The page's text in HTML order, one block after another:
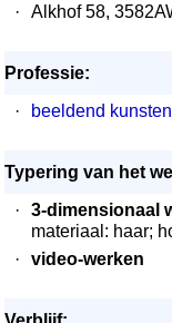
·
Alkhof 58,
Professie:
·
beeldend
Typering van het
·
3-dimensionaal
materiaal: haar;
·
video-werken